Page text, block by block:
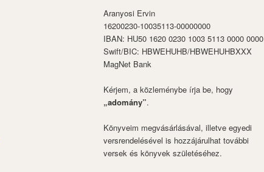
Aranyosi Ervin
16200230-10035113-00000000
IBAN: HU50 1620 0230 1003 5113 0000 0000
Swift/BIC: HBWEHUHB/HBWEHUHBXXX
MagNet Bank
Kérjem, a közleménybe írja be, hogy
„adomány”.
Könyveim megvásárlásával, illetve egyedi
versrendelésével is hozzájárulhat további
versek és könyvek születéséhez.